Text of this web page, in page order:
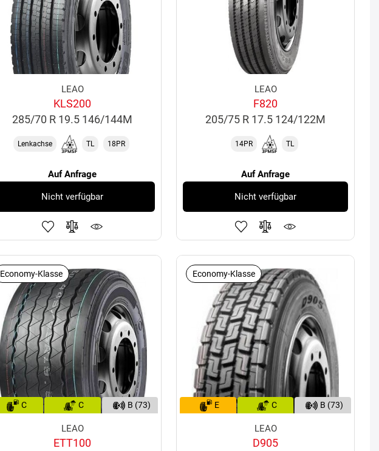
LEAO
KLS200
285/70 R 19.5 146/144M
Lenkachse TL 18PR
Auf Anfrage
Nicht verfügbar
LEAO
F820
205/75 R 17.5 124/122M
14PR TL
Auf Anfrage
Nicht verfügbar
Economy-Klasse
C C B (73)
LEAO
ETT100
Economy-Klasse
E C B (73)
LEAO
D905